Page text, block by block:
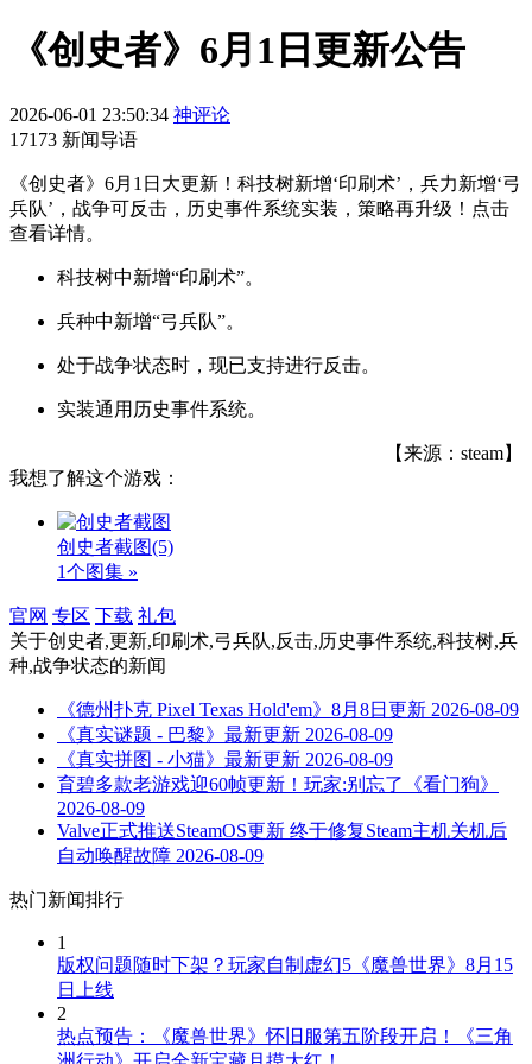
《创史者》6月1日更新公告
2026-06-01 23:50:34 神评论
17173 新闻导语
《创史者》6月1日大更新！科技树新增‘印刷术’，兵力新增‘弓
兵队’，战争可反击，历史事件系统实装，策略再升级！点击
查看详情。
科技树中新增“印刷术”。
兵种中新增“弓兵队”。
处于战争状态时，现已支持进行反击。
实装通用历史事件系统。
【来源：steam】
我想了解这个游戏：
创史者截图(5)
1个图集 »
官网 专区 下载 礼包
关于创史者,更新,印刷术,弓兵队,反击,历史事件系统,科技树,兵
种,战争状态的新闻
《德州扑克 Pixel Texas Hold'em》8月8日更新 2026-08-09
《真实谜题 - 巴黎》最新更新 2026-08-09
《真实拼图 - 小猫》最新更新 2026-08-09
育碧多款老游戏迎60帧更新！玩家:别忘了《看门狗》
2026-08-09
Valve正式推送SteamOS更新 终于修复Steam主机关机后
自动唤醒故障 2026-08-09
热门新闻排行
1
版权问题随时下架？玩家自制虚幻5《魔兽世界》8月15
日上线
2
热点预告：《魔兽世界》怀旧服第五阶段开启！《三角